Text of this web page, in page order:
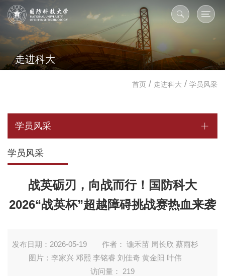
走进科大
首页 / 走进科大 / 学员风采
学员风采
学员风采
战英砺刃，向战而行！国防科大
2026“战英杯”超越障碍挑战赛热血来袭
发布日期：2026-05-19
作者： 谯禾苗 周长欣 蔡雨杉
图片：李家兴 邓熙 李铭睿 刘佳奇 黄金阳 叶伟
访问量： 219